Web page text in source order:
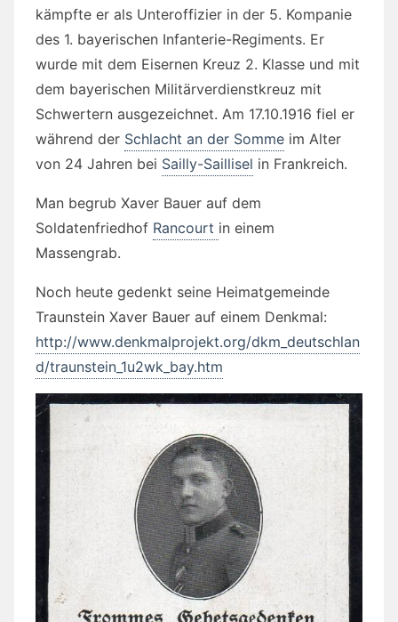
kämpfte er als Unteroffizier in der 5. Kompanie
des 1. bayerischen Infanterie-Regiments. Er
wurde mit dem Eisernen Kreuz 2. Klasse und mit
dem bayerischen Militärverdienstkreuz mit
Schwertern ausgezeichnet. Am 17.10.1916 fiel er
während der Schlacht an der Somme im Alter
von 24 Jahren bei Sailly-Saillisel in Frankreich.
Man begrub Xaver Bauer auf dem
Soldatenfriedhof Rancourt in einem
Massengrab.
Noch heute gedenkt seine Heimatgemeinde
Traunstein Xaver Bauer auf einem Denkmal:
http://www.denkmalprojekt.org/dkm_deutschlan
d/traunstein_1u2wk_bay.htm